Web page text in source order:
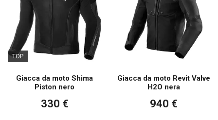
TOP
Giacca da moto Shima
Piston nero
330 €
Giacca da moto Revit Valve
H2O nera
940 €